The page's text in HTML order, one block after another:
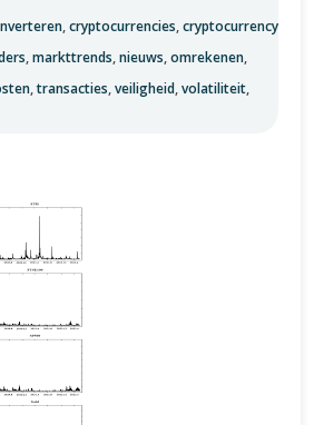
,cryptocurrencies,cryptocurrency
,markttrends,nieuws,omrekenen,
,transacties,veiligheid,volatiliteit,